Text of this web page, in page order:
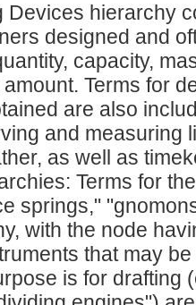
Devices hierarchy
designed and
capacity,
Terms for
are also
and measuring
as well as
Terms for
springs,"
with the node
that may
is for drafting